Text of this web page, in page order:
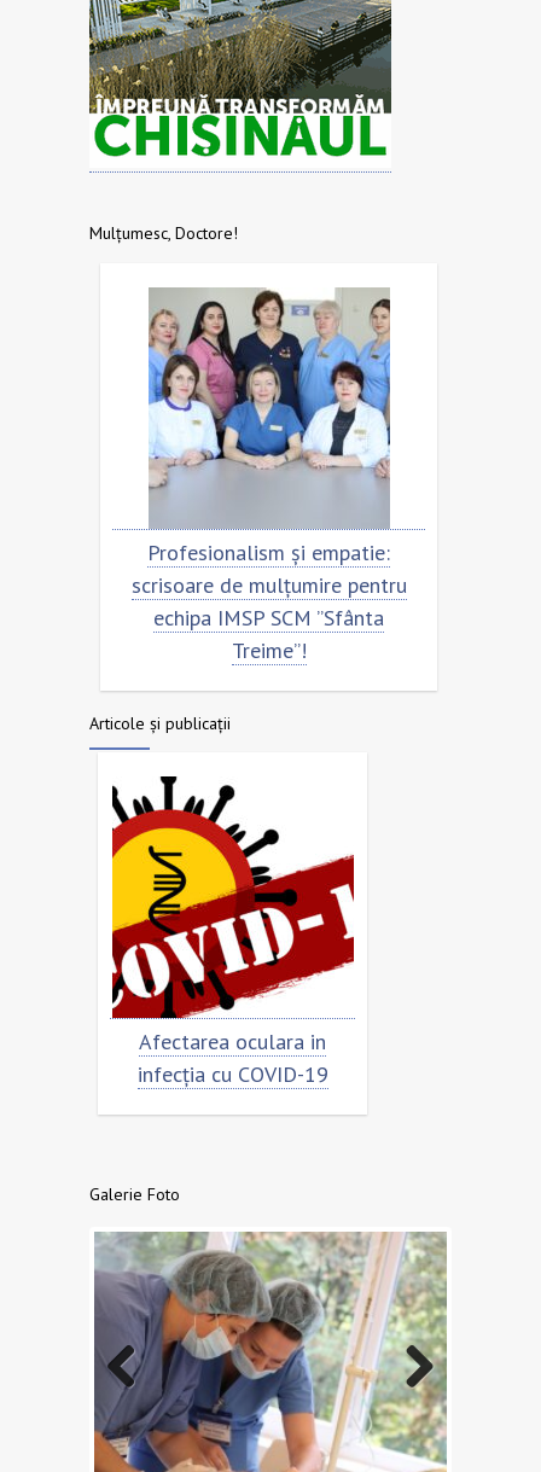
Mulțumesc, Doctore!
și empatie:
de mulțumire pentru
IMSP SCM ”Sfânta
Scrisoare de
echipa SCM ”Sfânta
Articole și publicații
Afectarea oculara in
infecția cu COVID-19
Cât de „încoronat” este
Galerie Foto
Previo
us
Next